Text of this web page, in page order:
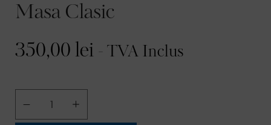
Masa Clasic
350,00 lei - TVA Inclus